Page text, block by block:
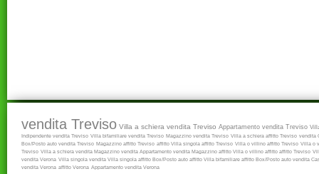
vendita Treviso Villa a schiera vendita Treviso Appartamento vendita Treviso
Indipendente vendita Treviso Villa bifamiliare vendita Treviso Magazzino vendita Treviso Villa a schiera affitto Treviso vendita
Box/Posto auto vendita Treviso Magazzino affitto Treviso affitto Villa singola affitto Treviso Villa o villino affitto Treviso Villa o
Treviso Villa a schiera vendita Magazzino vendita Appartamento vendita Magazzino affitto Villa o villino affitto affitto Treviso
vendita Verona Villa singola vendita Villa singola affitto Box/Posto auto affitto Villa bifamiliare affitto Box/Posto auto vendita
vendita Verona affitto Verona Appartamento vendita Verona